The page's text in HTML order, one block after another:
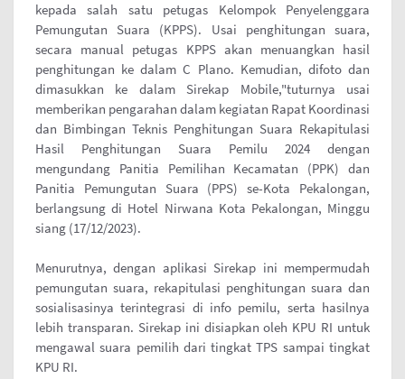
kepada salah satu petugas Kelompok Penyelenggara
Pemungutan Suara (KPPS). Usai penghitungan suara,
secara manual petugas KPPS akan menuangkan hasil
penghitungan ke dalam C Plano. Kemudian, difoto dan
dimasukkan ke dalam Sirekap Mobile,"tuturnya usai
memberikan pengarahan dalam kegiatan Rapat Koordinasi
dan Bimbingan Teknis Penghitungan Suara Rekapitulasi
Hasil Penghitungan Suara Pemilu 2024 dengan
mengundang Panitia Pemilihan Kecamatan (PPK) dan
Panitia Pemungutan Suara (PPS) se-Kota Pekalongan,
berlangsung di Hotel Nirwana Kota Pekalongan, Minggu
siang (17/12/2023).
Menurutnya, dengan aplikasi Sirekap ini mempermudah
pemungutan suara, rekapitulasi penghitungan suara dan
sosialisasinya terintegrasi di info pemilu, serta hasilnya
lebih transparan. Sirekap ini disiapkan oleh KPU RI untuk
mengawal suara pemilih dari tingkat TPS sampai tingkat
KPU RI.